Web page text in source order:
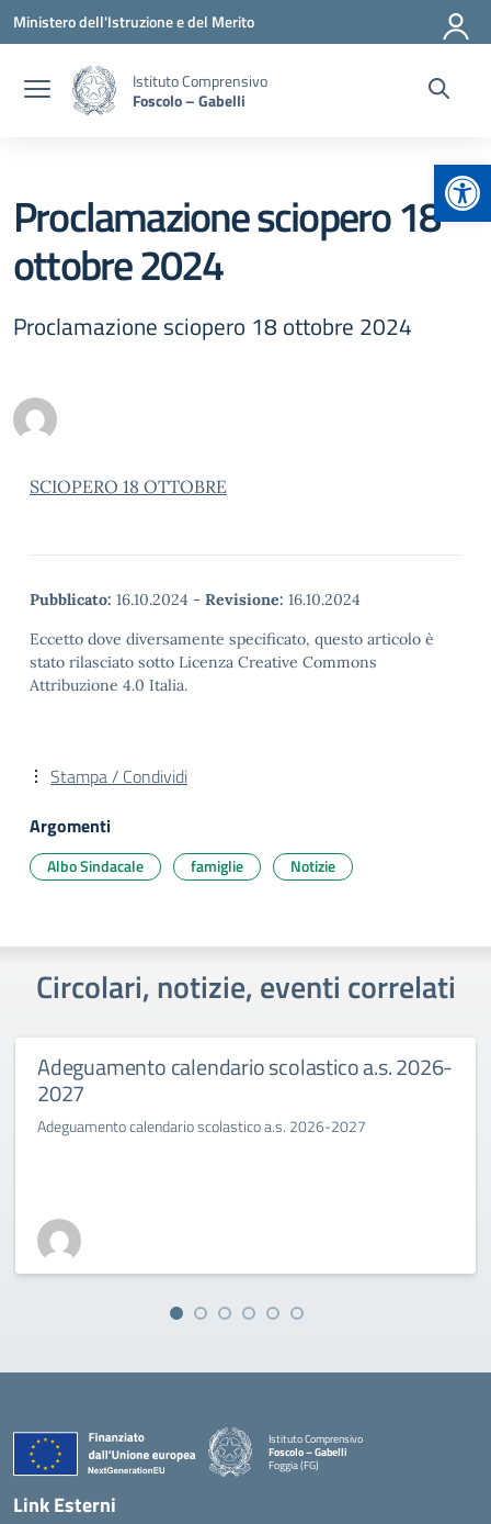
Vai ai contenuti
Vai al menu di navigazione
Vai al footer
Ministero dell'Istruzione e del Merito
Istituto Comprensivo
Foscolo – Gabelli
Proclamazione sciopero 18
ottobre 2024
Proclamazione sciopero 18 ottobre 2024
SCIOPERO 18 OTTOBRE
Pubblicato: 16.10.2024 - Revisione: 16.10.2024
Eccetto dove diversamente specificato, questo articolo è
stato rilasciato sotto Licenza Creative Commons
Attribuzione 4.0 Italia.
Stampa / Condividi
Argomenti
Albo Sindacale famiglie Notizie
Circolari, notizie, eventi correlati
Adeguamento calendario scolastico a.s. 2026-
2027
Adeguamento calendario scolastico a.s. 2026-2027
Istituto Comprensivo
Foscolo – Gabelli
Foggia (FG)
— Visita la pagina iniziale della scuola
Link Esterni